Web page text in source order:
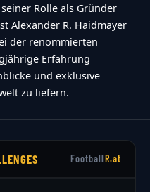
Rolle als Gründer
Alexander R. Haidmayer
der renommierten
Erfahrung
und exklusive
zu liefern.
FootballR.at